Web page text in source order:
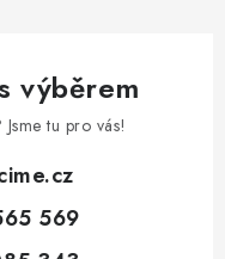
výběrem
tu pro vás!
569